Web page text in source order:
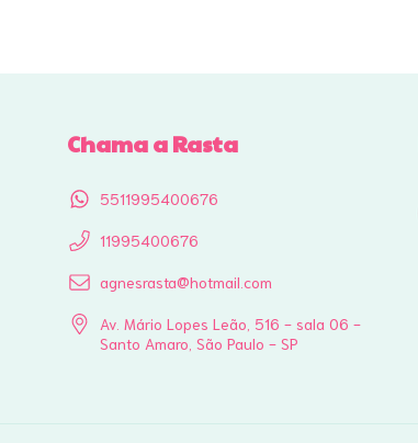
Chama a Rasta
5511995400676
11995400676
agnesrasta@hotmail.com
Av. Mário Lopes Leão, 516 - sala 06 -
Santo Amaro, São Paulo - SP